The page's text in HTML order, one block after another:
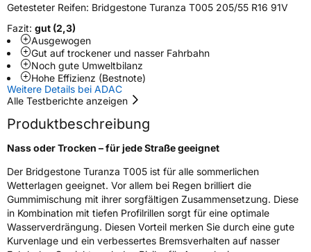
RunflatRFT
Empfohlen für AudiAO
NasshaftungA
Rollgeräusch (Klasse)A
Rollgeräusch (dB) 68
Getesteter Reifen: Bridgestone Turanza T005 205/55 R16 91V
Fazit: gut (2,3)
Ausgewogen
Gut auf trockener und nasser Fahrbahn
Noch gute Umweltbilanz
Hohe Effizienz (Bestnote)
Weitere Details bei ADAC
Alle Testberichte anzeigen
Produktbeschreibung
Nass oder Trocken – für jede Straße geeignet
Der Bridgestone Turanza T005 ist für alle sommerlichen
Wetterlagen geeignet. Vor allem bei Regen brilliert die
Gummimischung mit ihrer sorgfältigen Zusammensetzung. Diese
in Kombination mit tiefen Profilrillen sorgt für eine optimale
Wasserverdrängung. Diesen Vorteil merken Sie durch eine gute
Kurvenlage und ein verbessertes Bremsverhalten auf nasser